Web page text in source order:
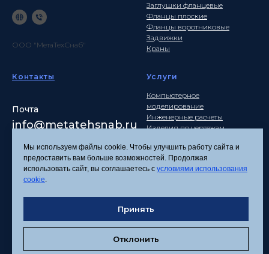
ООО "МетаТехСнаб"
Заглушки фланцевые
Фланцы плоские
Фланцы воротниковые
Задвижки
Краны
Контакты
Почта
info@metatehsnab.ru
Услуги
Компьютерное
моделирование
Инженерные расчеты
Изделия по чертежам
Политика
Согласие на обработку
персональных данных
Соглашение об
Мы используем файлы cookie. Чтобы улучшить работу сайта и
предоставить вам больше возможностей. Продолжая
использовать сайт, вы соглашаетесь с условиями использования
cookie.
Принять
Отклонить